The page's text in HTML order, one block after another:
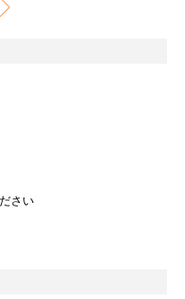
さい